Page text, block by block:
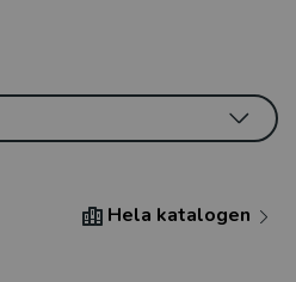
Hela katalogen